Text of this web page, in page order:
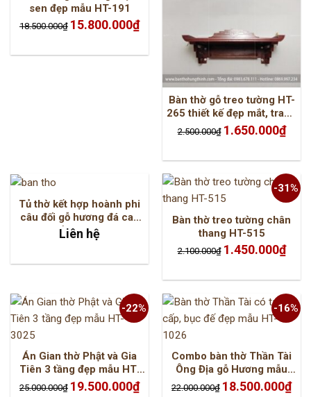
sen đẹp mẫu HT-191
18.500.000₫ Giá
gốc
15.800.000₫Giá
hiện
15.800.000₫.
Bàn thờ gỗ treo tường HT-
265 thiết kế đẹp mắt, trang
nghiêm
2.500.000₫ Giá
gốc
1.650.000₫Giá
hiện
Tủ thờ kết hợp hoành phi
câu đối gỗ hương đá cao
cấp HT-527
Liên hệ
-31%
Bàn thờ treo tường chân
thang HT-515
2.100.000₫ Giá
gốc
1.450.000₫Giá
hiện
-22%
Án Gian thờ Phật và Gia
Tiên 3 tầng đẹp mẫu HT-
3025
25.000.000₫ Giá
gốc
19.500.000₫Giá
hiện
-16%
Combo bàn thờ Thần Tài
Ông Địa gỗ Hương mẫu
HT-1026
22.000.000₫ Giá
gốc
18.500.000₫Giá
hiện